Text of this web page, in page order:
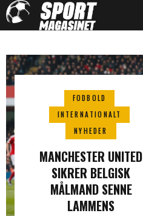
FODBOLD
INTERNATIONALT
NYHEDER
MANCHESTER UNITED
SIKRER BELGISK
MÅLMAND SENNE
LAMMENS